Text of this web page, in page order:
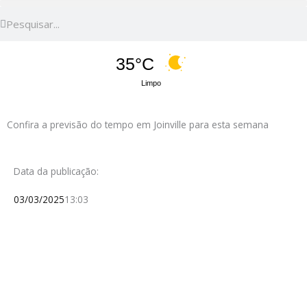
35°C
Limpo
Confira a previsão do tempo em Joinville para esta semana
Data da publicação:
03/03/202513:03